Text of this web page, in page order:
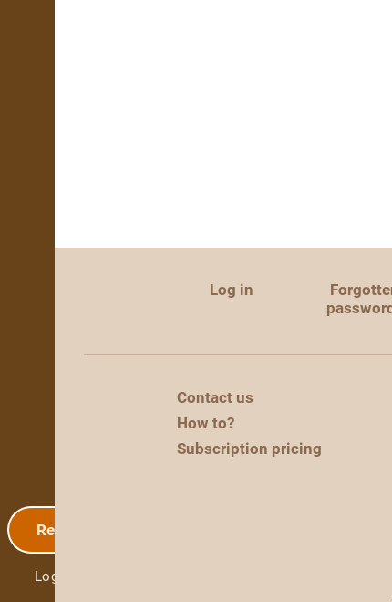
Registration
Log in
Log in
Contact us
How to?
Subscription pricing